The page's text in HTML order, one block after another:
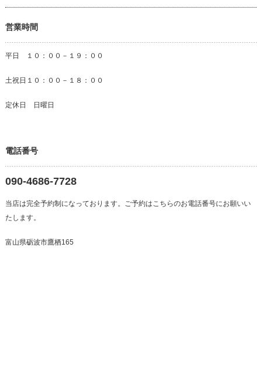
営業時間
平日 １０：００－１９：００
土祝日１０：００－１８：００
定休日 日曜日
電話番号
090-4686-7728
当店は完全予約制になっております。ご予約はこちらのお電話番号にお願いい
たします。
富山県砺波市鷹栖165